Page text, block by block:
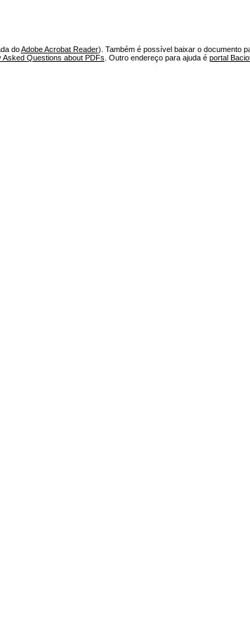
doAdobe Acrobat Reader). Também é possível baixar o documento
Asked Questions about PDFs . Outro endereço para ajuda é portal